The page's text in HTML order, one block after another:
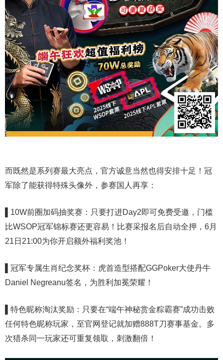
而既然是系列赛最大亮点，官方诚意当然也得安排十足！冠
军除了能获得特殊头像外，参赛国人再享：
▌10W前圈加码抽奖赛：只要打进Day2即可免费受邀，门槛
比WSOP冠军锦标赛还更容易！比赛采报名后自动全押，6月
21日21:00为你开启额外福利奖池！
▌冠军专属生肖纪念奖杯：虎首造型搭配GGPoker大使丹牛
Daniel Negreanu签名，为胜利加冕荣耀！
▌特色昵称淘汰奖励：只要在“端午神秘赏金粽霸赛”成功击败
任何特色昵称玩家，至官网登记就加赠888T刀赛事基金。多
次猎杀同一玩家还可重复领取，刺激翻倍！